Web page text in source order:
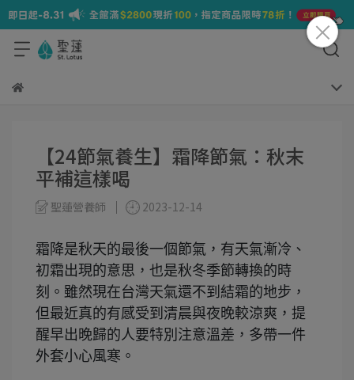
【24節氣養生】霜降節氣：秋末
平補這樣喝
聖蓮營養師 2023-12-14
霜降是秋天的最後一個節氣，有天氣漸冷、
初霜出現的意思，也是秋冬季節轉換的時
刻。雖然現在台灣天氣還不到結霜的地步，
但最近真的有感受到清晨與夜晚較涼爽，提
醒早出晚歸的人要特別注意溫差，多帶一件
外套小心風寒。